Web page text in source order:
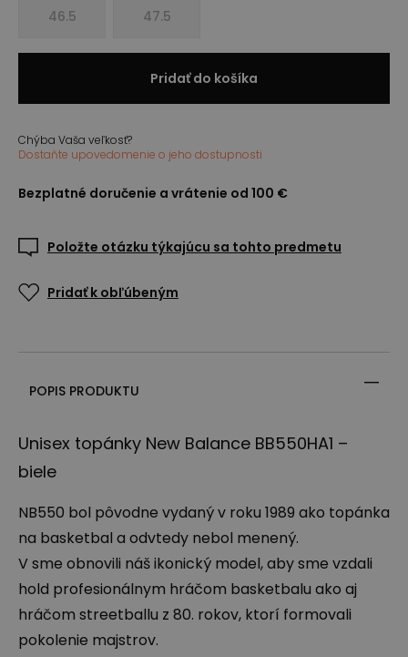
46.5 47.5
Pridať do košíka
Chýba Vaša veľkosť?
Dostaňte upovedomenie o jeho dostupnosti
Bezplatné doručenie a vrátenie od 100 €
Položte otázku týkajúcu sa tohto predmetu
Pridať k obľúbeným
POPIS PRODUKTU
Unisex topánky New Balance BB550HA1 –
biele
NB550 bol pôvodne vydaný v roku 1989 ako topánka
na basketbal a odvtedy nebol menený.
V sme obnovili náš ikonický model, aby sme vzdali
hold profesionálnym hráčom basketbalu ako aj
hráčom streetballu z 80. rokov, ktorí formovali
pokolenie majstrov.